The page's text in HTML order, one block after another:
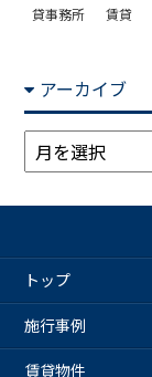
貸事務所
賃貸
アーカイブ
ア
ー
ブ
トップ
施行事例
賃貸物件